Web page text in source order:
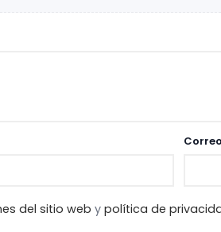
del sitio web y política de